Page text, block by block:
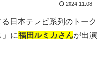
2024.11.08
日本テレビ系列のトーク
」に福田ルミカさんが出演